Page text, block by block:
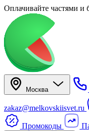
Оплачивайте частями и
Москва
zakaz@melkovskiisvet.ru
Промокоды